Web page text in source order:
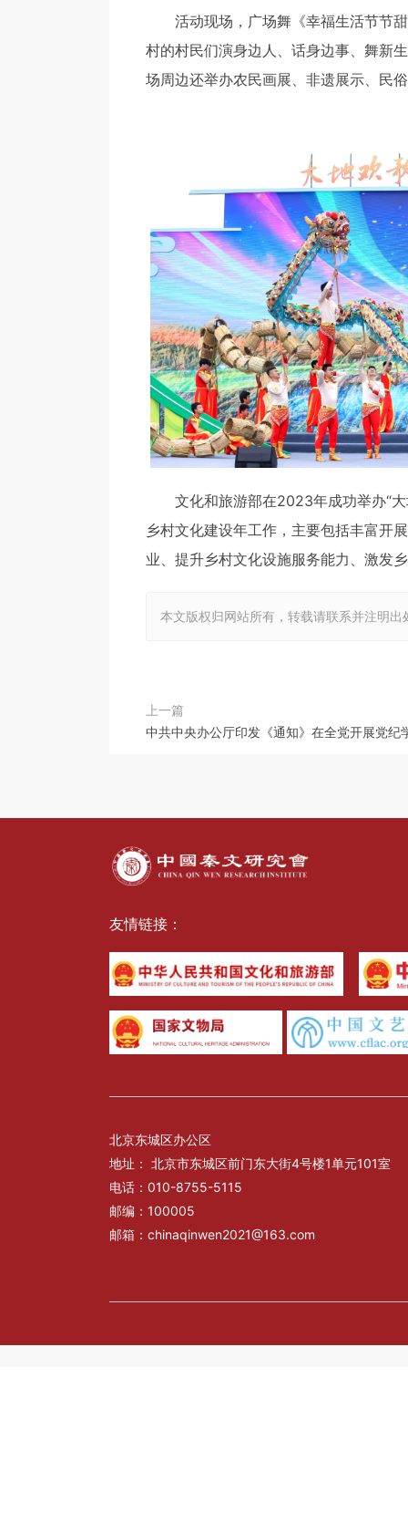
活动现场，广场舞《幸福生活节节甜
村的村民们演身边人、话身边事、舞新
场周边还举办农民画展、非遗展示、民
文化和旅游部在2023年成功举办“大
乡村文化建设年工作，主要包括丰富开
业、提升乡村文化设施服务能力、激发
本文版权归网站所有，转载请联系并注明
上一篇
中共中央办公厅印发《通知》在全党开展党纪
北京东城区办公区
地址： 北京市东城区前门东大街4号楼1单元101室
电话：010-8755-5115
邮编：100005
邮箱：chinaqinwen2021@163.com
友情链接：